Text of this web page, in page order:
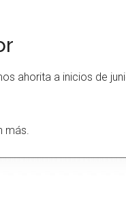
ahorita a inicios de
más.